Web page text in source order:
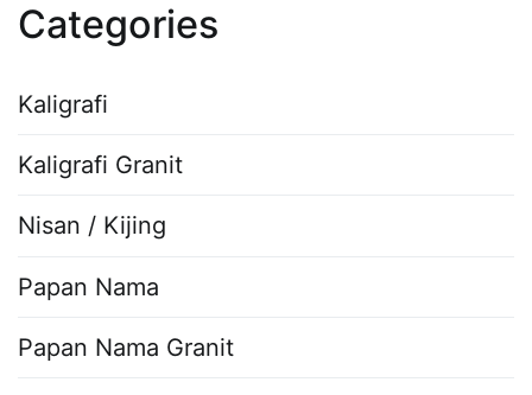
Categories
Kaligrafi
Kaligrafi Granit
Nisan / Kijing
Papan Nama
Papan Nama Granit